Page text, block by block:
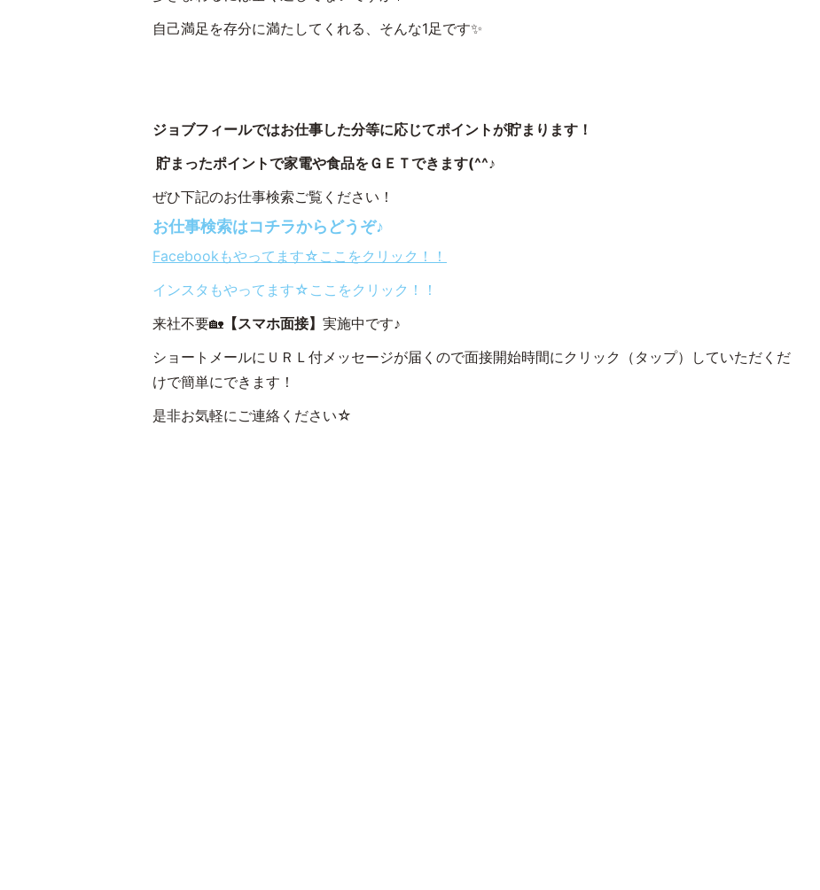
自己満足を存分に満たしてくれる、そんな1足です✨
ジョブフィールではお仕事した分等に応じてポイントが貯まります！
貯まったポイントで家電や食品をＧＥＴできます(^^♪
ぜひ下記のお仕事検索ご覧ください！
お仕事検索はコチラからどうぞ♪
Facebookもやってます☆ここをクリック！！
インスタもやってます☆ここをクリック！！
来社不要🏡 【スマホ面接】 実施中です♪
ショートメールにＵＲＬ付メッセージが届くので面接開始時間にクリック（タップ）していただくだ
けで簡単にできます！
是非お気軽にご連絡ください☆